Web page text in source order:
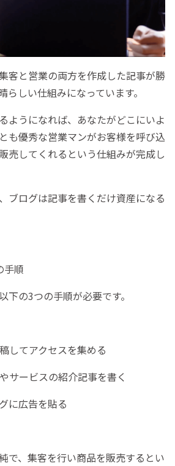
客と営業の両方を作成した記事が勝
らしい仕組みになっています。
ようになれば、あなたがどこにいよ
も優秀な営業マンがお客様を呼び込
売してくれるという仕組みが完成し
ブログは記事を書くだけ資産になる
手順
下の3つの手順が必要です。
してアクセスを集める
サービスの紹介記事を書く
に広告を貼る
で、集客を行い商品を販売するとい